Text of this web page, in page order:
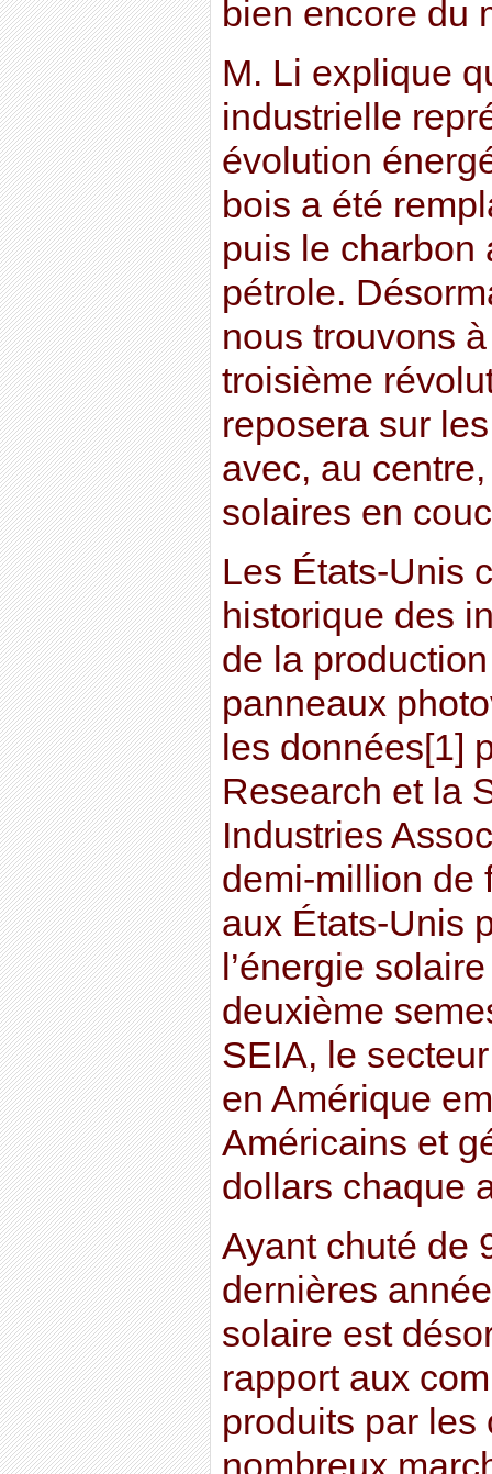
bien encore du
M. Li explique
industrielle
évolution
bois a été
puis le charbon
pétrole.
nous trouvons
troisième
reposera sur
avec, au
solaires en
Les États-Unis
historique des
de la
panneaux
les données[1]
Research et la
Industries
demi-million de
aux États-Unis
l’énergie
deuxième
SEIA, le
en Amérique
Américains et
dollars chaque
Ayant chuté de
dernières
solaire est
rapport aux
produits par les
nombreux